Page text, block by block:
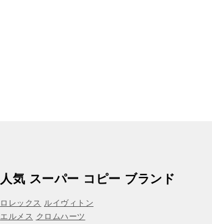
人気 スーパー コピー ブランド
ロレックス ルイヴィトン
エルメス クロムハーツ